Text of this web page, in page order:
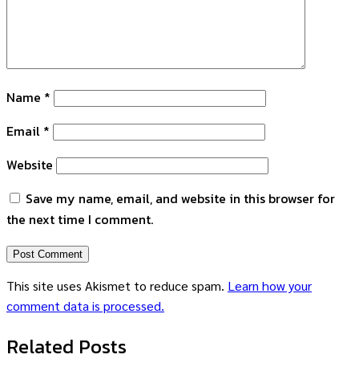
Name *
Email *
Website
Save my name, email, and website in this browser for
the next time I comment.
This site uses Akismet to reduce spam. Learn how your
comment data is processed.
Related Posts